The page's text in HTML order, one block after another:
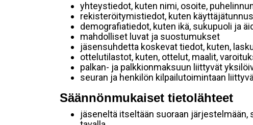
yhteystiedot, kuten nimi, osoite,
rekisteröitymistiedot, kuten
demografiatiedot, kuten ikä, sukupuoli ja
mahdolliset luvat ja suostumukset
jäsensuhdetta koskevat tiedot, kuten,
ottelutilastot, kuten, ottelut, maalit,
palkan- ja palkkionmaksuun liittyvät
seuran ja henkilön kilpailutoimintaan
Säännönmukaiset tietolähteet
jäseneltä itseltään suoraan